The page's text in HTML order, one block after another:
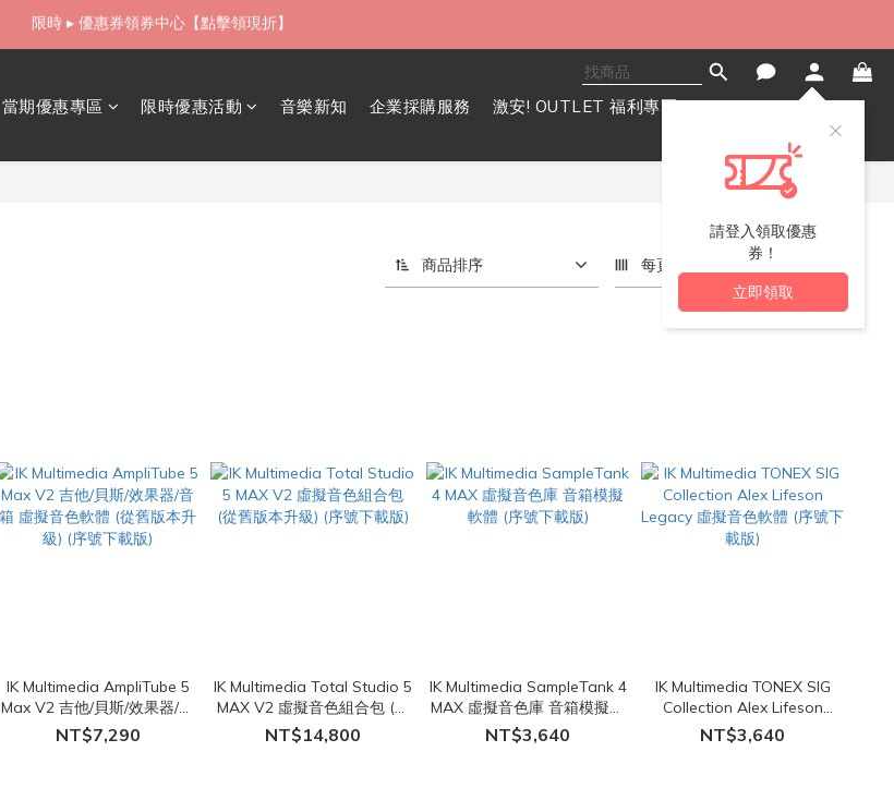
如需當日配送貨海外寄送，歡迎直接與我們聯繫
如需當日配送貨海外寄送，歡迎直接與我們聯繫
請登入領取優惠
券！
立即領取
當期優惠專區 限時優惠活動 音樂新知 企業採購服務 激安! OUTLET 福利專區
商品排序 每頁顯示 72 個
IK Multimedia AmpliTube 5
Max V2 吉他/貝斯/效果器/音
箱 虛擬音色軟體 (從舊版本升
級) (序號下載版)
NT$7,290
IK Multimedia Total Studio 5
MAX V2 虛擬音色組合包 (從
舊版本升級) (序號下載版)
NT$14,800
IK Multimedia SampleTank 4
MAX 虛擬音色庫 音箱模擬軟
體 (序號下載版)
NT$3,640
IK Multimedia TONEX SIG
Collection Alex Lifeson
Legacy 虛擬音色軟體 (序號下
載版)
NT$3,640